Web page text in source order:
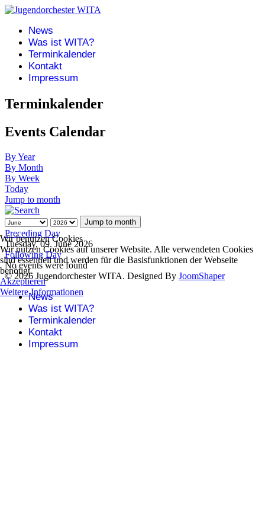
News
Was ist WITA?
Terminkalender
Kontakt
Impressum
Terminkalender
Events Calendar
By Year
By Month
By Week
Today
Jump to month
Jump to month
Preceding Day
Tuesday, 09. June 2026
Following Day
No events were found
© 2026 Jugendorchester WITA. Designed By JoomShaper
News
Was ist WITA?
Terminkalender
Kontakt
Impressum
Wir benutzen Cookies
Wir nutzen Cookies auf unserer Website. Alle verwendeten Cookies
sind essentiell und werden für die Basisfunktionen der Webseite
benötigt.
Akzeptieren
Weitere Informationen